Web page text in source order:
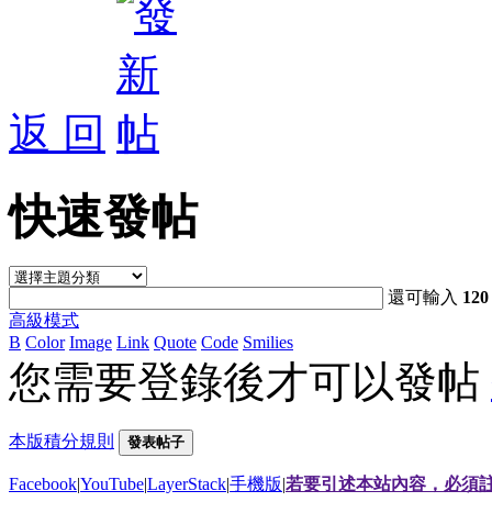
返 回
快速發帖
還可輸入 120
高級模式
B Color Image Link Quote Code Smilies
您需要登錄後才可以發帖
本版積分規則 發表帖子
Facebook|YouTube|LayerStack|手機版|若要引述本站內容，必須